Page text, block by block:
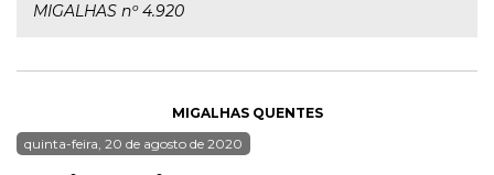
MIGALHAS nº 4.920
MIGALHAS QUENTES
quinta-feira, 20 de agosto de 2020